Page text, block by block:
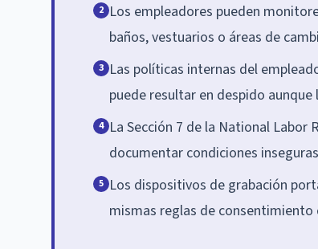
2 Los empleadores pueden
baños, vestuarios o áreas de
3 Las políticas internas del
puede resultar en despido
4 La Sección 7 de la National
documentar condiciones
5 Los dispositivos de grabación
mismas reglas de consentimiento